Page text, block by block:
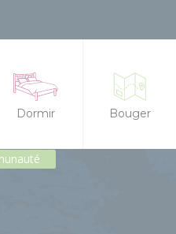
expériences à la journée
Dormir
Hôtel
Bouger